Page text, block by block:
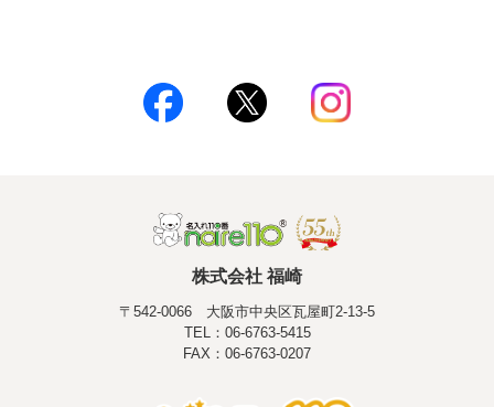
株式会社 福崎
〒542-0066 大阪市中央区瓦屋町2-13-5
TEL：06-6763-5415
FAX：06-6763-0207